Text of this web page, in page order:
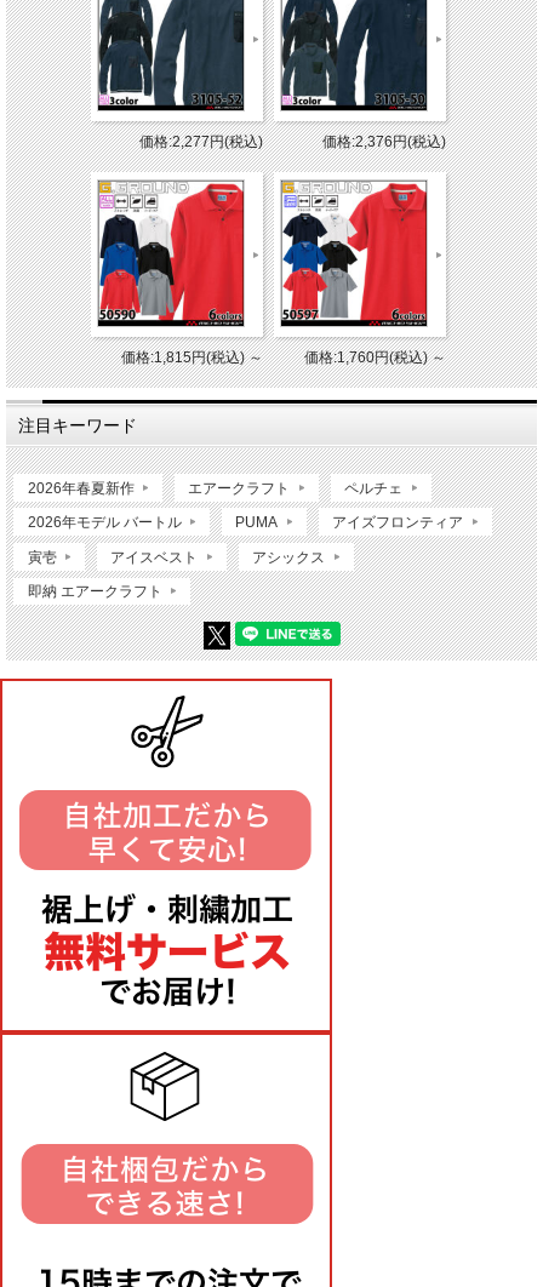
価格:2,277円(税込) 価格:2,376円(税込)
価格:1,815円(税込)～ 価格:1,760円(税込)～
注目キーワード
2026年春夏新作 エアークラフト ペルチェ
2026年モデル バートル PUMA アイズフロンティア
寅壱 アイスベスト アシックス
即納 エアークラフト